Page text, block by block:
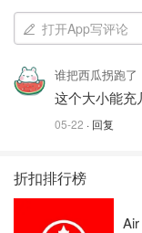
打开App写评论
谁把西瓜拐跑了
这个大小能充
05-22 · 回复
折扣排行榜